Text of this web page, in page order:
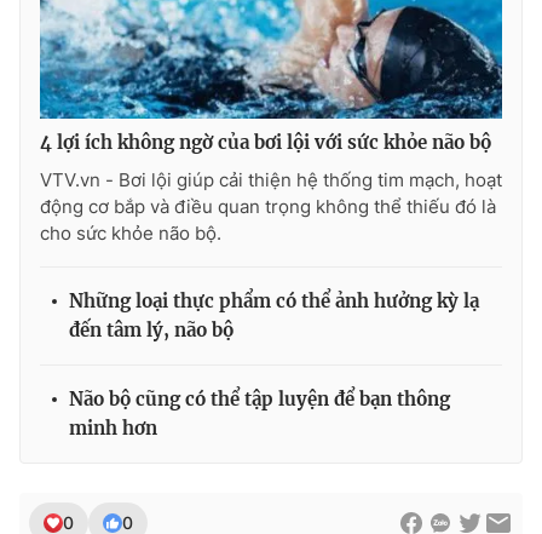
4 lợi ích không ngờ của bơi lội với sức khỏe não bộ
VTV.vn - Bơi lội giúp cải thiện hệ thống tim mạch, hoạt
động cơ bắp và điều quan trọng không thể thiếu đó là
cho sức khỏe não bộ.
Những loại thực phẩm có thể ảnh hưởng kỳ lạ
đến tâm lý, não bộ
Não bộ cũng có thể tập luyện để bạn thông
minh hơn
0 0